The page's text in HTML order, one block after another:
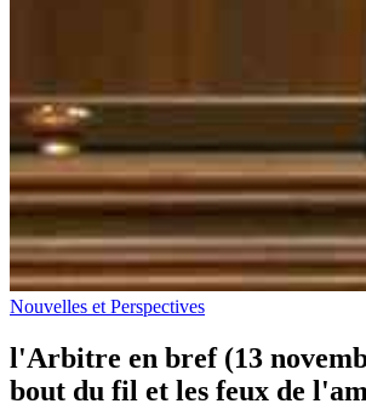
Nouvelles et Perspectives
l'Arbitre en bref (13
bout du fil et les feux de